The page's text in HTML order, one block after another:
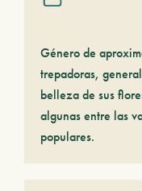
Género de
trepadoras,
belleza de sus
algunas entre las
populares.